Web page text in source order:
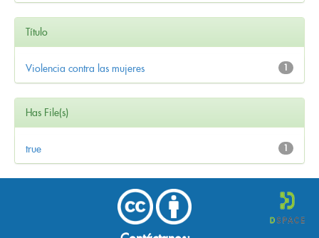
Título
1
Violencia contra las mujeres
Has File(s)
1
true